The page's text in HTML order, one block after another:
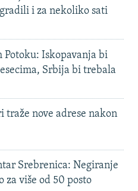
i za nekoliko sati
Iskopavanja bi
Srbija bi trebala
traže nove adrese nakon
Srebrenica: Negiranje
za više od 50 posto